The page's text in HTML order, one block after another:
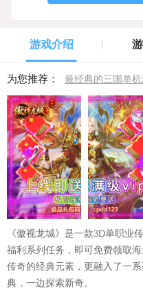
游戏介绍
为您推荐： 最经典的三国单
《傲视龙城》是一款3D单职业
福利系列任务，即可免费领取
传奇的经典元素，更融入了一
典，一边探索新奇。